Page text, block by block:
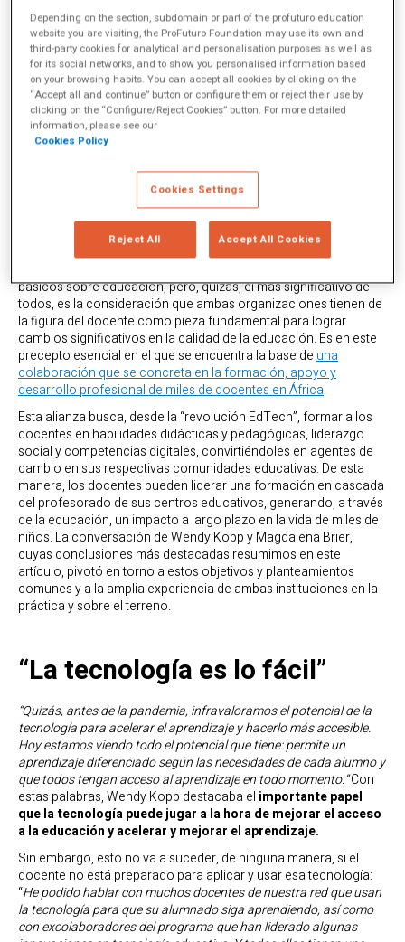
filosofía o el derecho. Sin embargo, a todos nos une un superpoder:
nuestra firme creencia en el potencial transformador de la educación
para cambiar vidas y hacer sociedades más justas.
más info
TEMAS
Derecho a la educación
Desarrollo profesional docente
Etapas, brechas y políticas educativas
COMPARTIR
básicos sobre educación, pero, quizás, el más significativo de
todos, es la consideración que ambas organizaciones tienen de
la figura del docente como pieza fundamental para lograr
cambios significativos en la calidad de la educación. Es en este
precepto esencial en el que se encuentra la base de una
colaboración que se concreta en la formación, apoyo y
desarrollo profesional de miles de docentes en África.
Esta alianza busca, desde la “revolución EdTech”, formar a los
docentes en habilidades didácticas y pedagógicas, liderazgo
social y competencias digitales, convirtiéndoles en agentes de
cambio en sus respectivas comunidades educativas. De esta
manera, los docentes pueden liderar una formación en cascada
del profesorado de sus centros educativos, generando, a través
de la educación, un impacto a largo plazo en la vida de miles de
niños. La conversación de Wendy Kopp y Magdalena Brier,
cuyas conclusiones más destacadas resumimos en este
artículo, pivotó en torno a estos objetivos y planteamientos
comunes y a la amplia experiencia de ambas instituciones en la
práctica y sobre el terreno.
“La tecnología es lo fácil”
“Quizás, antes de la pandemia, infravaloramos el potencial de la
tecnología para acelerar el aprendizaje y hacerlo más accesible.
Hoy estamos viendo todo el potencial que tiene: permite un
aprendizaje diferenciado según las necesidades de cada alumno y
que todos tengan acceso al aprendizaje en todo momento.”Con
estas palabras, Wendy Kopp destacaba el importante papel
que la tecnología puede jugar a la hora de mejorar el acceso
a la educación y acelerar y mejorar el aprendizaje.
Sin embargo, esto no va a suceder, de ninguna manera, si el
docente no está preparado para aplicar y usar esa tecnología:
“He podido hablar con muchos docentes de nuestra red que usan
la tecnología para que su alumnado siga aprendiendo, así como
con excolaboradores del programa que han liderado algunas
Depending on the section, subdomain or part of the profuturo.education
website you are visiting, the ProFuturo Foundation may use its own and
third-party cookies for analytical and personalisation purposes as well as
for its social networks, and to show you personalised information based
on your browsing habits. You can accept all cookies by clicking on the
“Accept all and continue” button or configure them or reject their use by
clicking on the “Configure/Reject Cookies” button. For more detailed
information, please see our
Cookies Policy
Cookies Settings
Reject All Accept All Cookies